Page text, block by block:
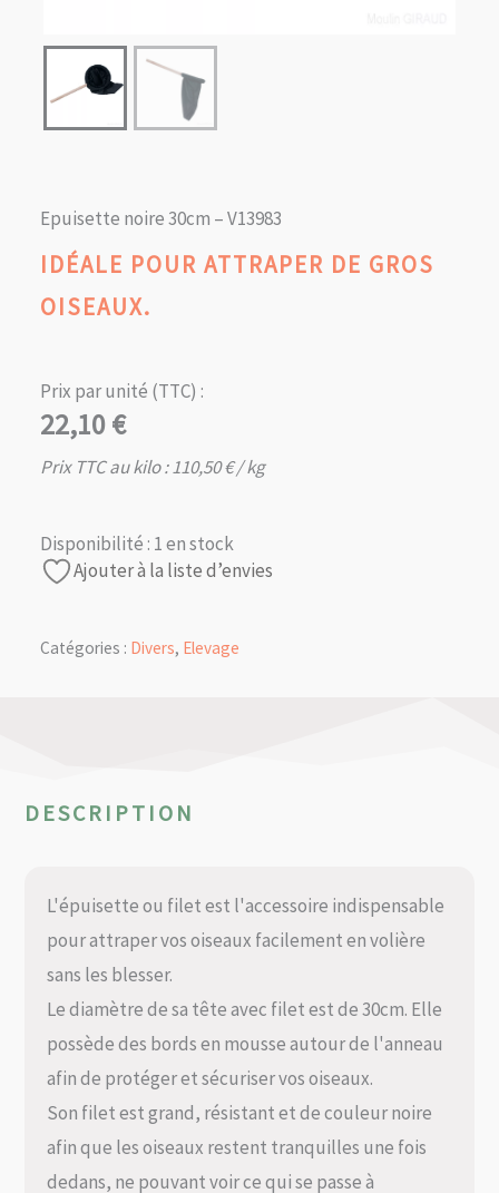
Epuisette noire 30cm – V13983
IDÉALE POUR ATTRAPER DE GROS
OISEAUX.
Prix par unité (TTC) :
22,10€
Prix TTC au kilo :110,50€/ kg
Disponibilité : 1 en stock
Ajouter à la liste d’envies
Catégories : Divers, Elevage
DESCRIPTION
L'épuisette ou filet est l'accessoire indispensable
pour attraper vos oiseaux facilement en volière
sans les blesser.
Le diamètre de sa tête avec filet est de 30cm. Elle
possède des bords en mousse autour de l'anneau
afin de protéger et sécuriser vos oiseaux.
Son filet est grand, résistant et de couleur noire
afin que les oiseaux restent tranquilles une fois
dedans, ne pouvant voir ce qui se passe à